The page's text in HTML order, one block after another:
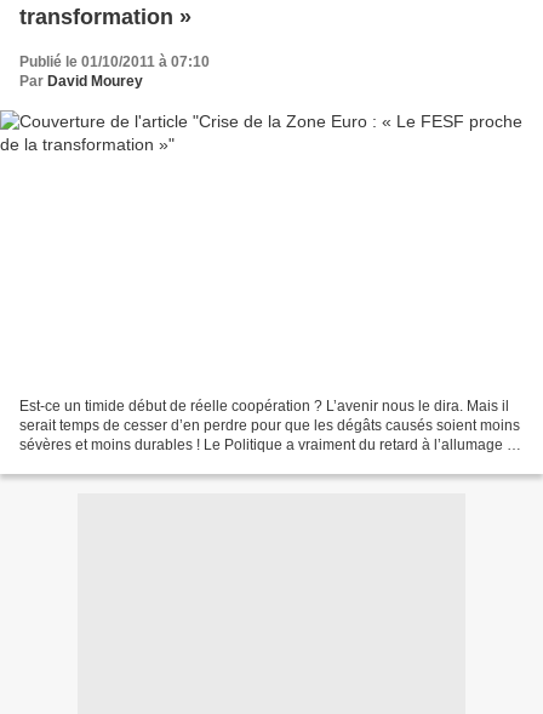
transformation »
Publié le 01/10/2011 à 07:10
Par David Mourey
Est-ce un timide début de réelle coopération ? L’avenir nous le dira. Mais il
serait temps de cesser d’en perdre pour que les dégâts causés soient moins
sévères et moins durables ! Le Politique a vraiment du retard à l’allumage !